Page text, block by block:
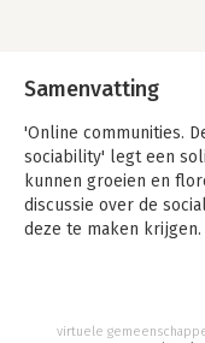
Samenvatting
'Online communities.
sociability' legt een
kunnen groeien en
discussie over de
deze te maken
het succes ervan.
virtuele